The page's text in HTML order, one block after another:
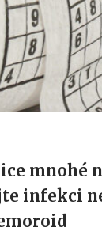
mnohé
infekci